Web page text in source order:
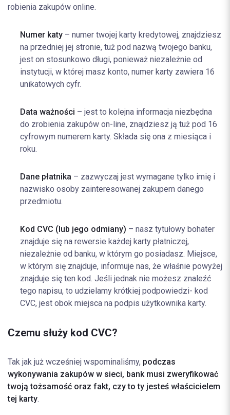
robienia zakupów online.
Numer katy – numer twojej karty kredytowej, znajdziesz
na przedniej jej stronie, tuż pod nazwą twojego banku,
jest on stosunkowo długi, ponieważ niezależnie od
instytucji, w której masz konto, numer karty zawiera 16
unikatowych cyfr.
Data ważności – jest to kolejna informacja niezbędna
do zrobienia zakupów on-line, znajdziesz ją tuż pod 16
cyfrowym numerem karty. Składa się ona z miesiąca i
roku.
Dane płatnika – zazwyczaj jest wymagane tylko imię i
nazwisko osoby zainteresowanej zakupem danego
przedmiotu.
Kod CVC (lub jego odmiany) – nasz tytułowy bohater
znajduje się na rewersie każdej karty płatniczej,
niezależnie od banku, w którym go posiadasz. Miejsce,
w którym się znajduje, informuje nas, że właśnie powyżej
znajduje się ten kod. Jeśli jednak nie możesz znaleźć
tego napisu, to udzielamy krótkiej podpowiedzi- kod
CVC, jest obok miejsca na podpis użytkownika karty.
Czemu służy kod CVC?
Tak jak już wcześniej wspominaliśmy, podczas
wykonywania zakupów w sieci, bank musi zweryfikować
twoją tożsamość oraz fakt, czy to ty jesteś właścicielem
tej karty.